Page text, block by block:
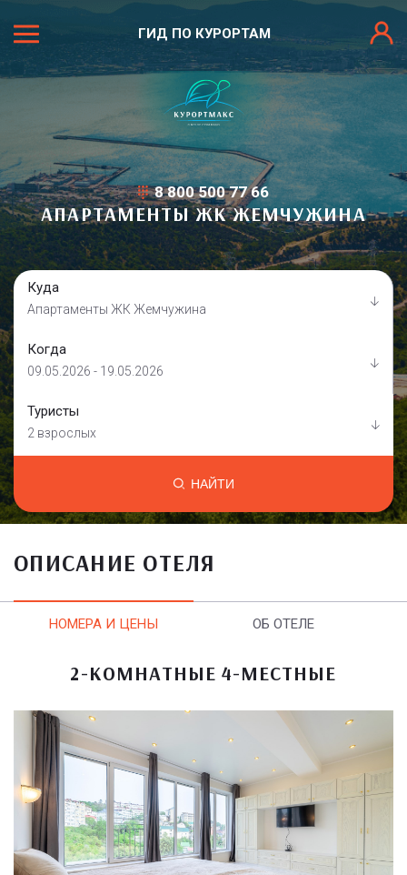
ГИД ПО КУРОРТАМ
8 800 500 77 66
АПАРТАМЕНТЫ ЖК ЖЕМЧУЖИНА
Куда
Апартаменты ЖК Жемчужина
Когда
09.05.2026 - 19.05.2026
Туристы
2 взрослых
НАЙТИ
ОПИСАНИЕ ОТЕЛЯ
НОМЕРА И ЦЕНЫ ОБ ОТЕЛЕ
2-КОМНАТНЫЕ 4-МЕСТНЫЕ